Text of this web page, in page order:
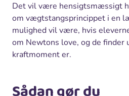
Det vil være hensigtsmæssigt
om vægtstangsprincippet i en
mulighed vil være, hvis
om Newtons love, og de finder
kraftmoment er.